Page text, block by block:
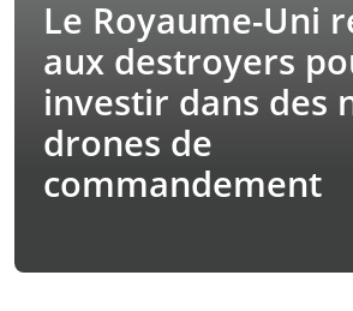
Le Royaume-Uni
aux destroyers
investir dans des
drones de
commandement